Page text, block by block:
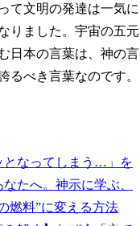
て文明の発達は一気に
りました。宇宙の五元
日本の言葉は、神の言
るべき言葉なのです。
となってしまう…」を
たへ。神示に学ぶ、
燃料”に変える方法